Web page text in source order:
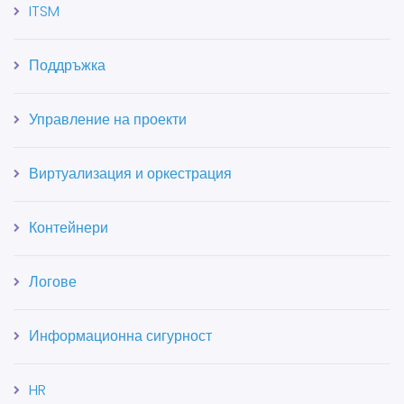
ITSM
Поддръжка
Управление на проекти
Виртуализация и оркестрация
Контейнери
Логове
Информационна сигурност
HR